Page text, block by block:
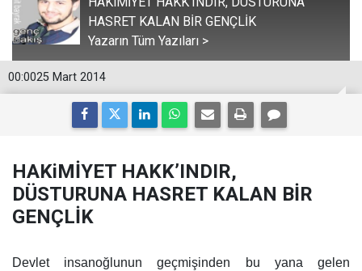
HASRET KALAN BİR GENÇLİK
Yazarın Tüm Yazıları >
00:0025 Mart 2014
HAKiMİYET HAKK’INDIR,
DÜSTURUNA HASRET KALAN BİR
GENÇLİK
Devlet insanoğlunun geçmişinden bu yana gelen